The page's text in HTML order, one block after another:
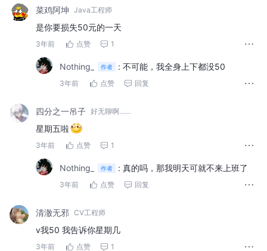
菜鸡阿坤 Java工程师
是你要损失50元的一天
3年前 点赞 1
Nothing_ 作者 : 不可能，我全身上下都没50
3年前 点赞 回复
四分之一吊子 好无聊啊……
星期五啦
3年前 点赞 1
Nothing_ 作者 : 真的吗，那我明天可就不来上班了
3年前 点赞 回复
清澈无邪 CV工程师
v我50 我告诉你星期几
3年前 点赞 1